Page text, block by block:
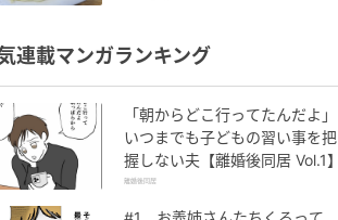
連載マンガランキング
「朝からどこ行ってたんだよ」
いつまでも子どもの習い事を把
握しない夫【離婚後同居 Vol.1】
離婚後同居